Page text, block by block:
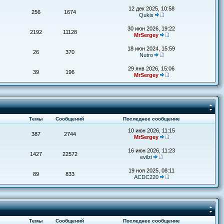
256 1674
12 дек 2025, 10:58
Qukis
2192 11128
30 июн 2026, 19:22
MrSergey
26 370
18 июн 2024, 15:59
Nutro
39 196
29 янв 2026, 15:06
MrSergey
Темы Сообщений Последнее сообщение
387 2744
10 июн 2026, 11:15
MrSergey
1427 22572
16 июн 2026, 11:23
evilzi
89 833
19 ноя 2025, 08:11
ACDC220
Темы Сообщений Последнее сообщение